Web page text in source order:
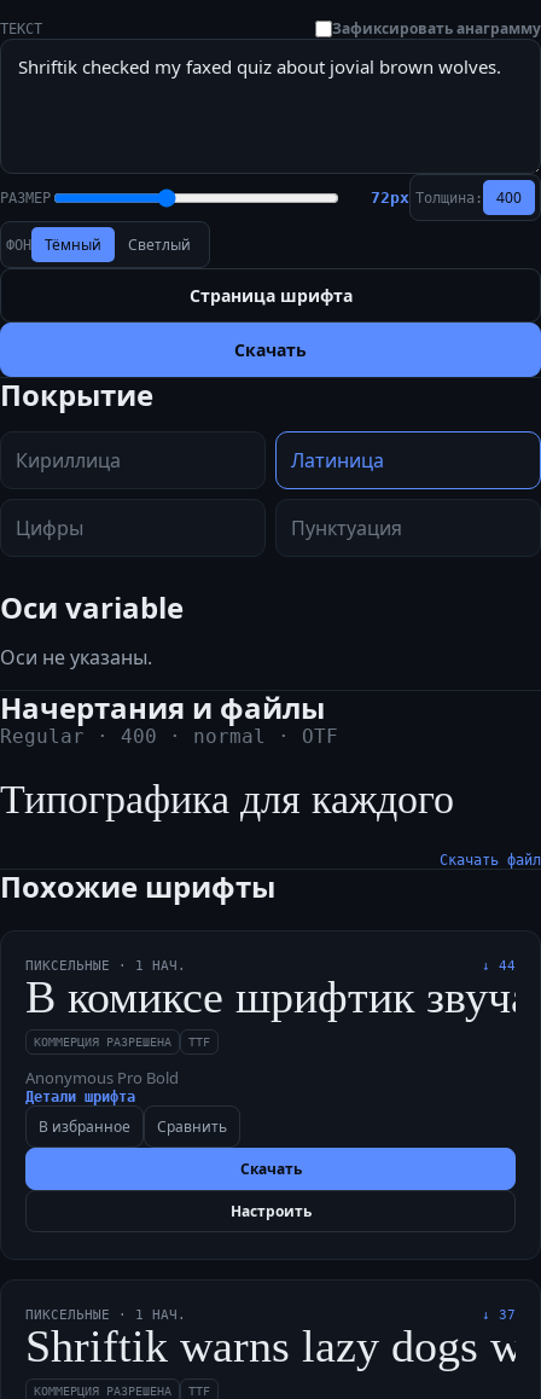
ТЕКСТ Зафиксировать анаграмму
РАЗМЕР 72px Толщина: 400
ФОН Тёмный Светлый
Страница шрифта
Скачать
Покрытие
Кириллица Латиница
Цифры Пунктуация
Оси variable
Оси не указаны.
Начертания и файлы
Regular · 400 · normal · OTF
Типографика для каждого
Скачать файл
Похожие шрифты
ПИКСЕЛЬНЫЕ · 1 НАЧ. ↓ 44
В комиксе шрифтик
КОММЕРЦИЯ РАЗРЕШЕНА TTF
Anonymous Pro Bold
Детали шрифта
В избранное Сравнить
Скачать
Настроить
ПИКСЕЛЬНЫЕ · 1 НАЧ. ↓ 37
Shriftik warns lazy dogs
КОММЕРЦИЯ РАЗРЕШЕНА TTF